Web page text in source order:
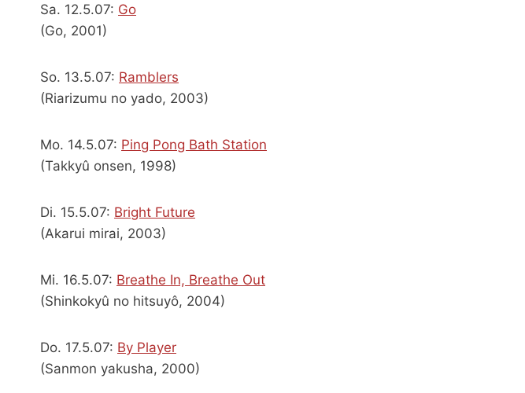
Sa. 12.5.07: Go
(Go, 2001)
So. 13.5.07: Ramblers
(Riarizumu no yado, 2003)
Mo. 14.5.07: Ping Pong Bath Station
(Takkyû onsen, 1998)
Di. 15.5.07: Bright Future
(Akarui mirai, 2003)
Mi. 16.5.07: Breathe In, Breathe Out
(Shinkokyû no hitsuyô, 2004)
Do. 17.5.07: By Player
(Sanmon yakusha, 2000)